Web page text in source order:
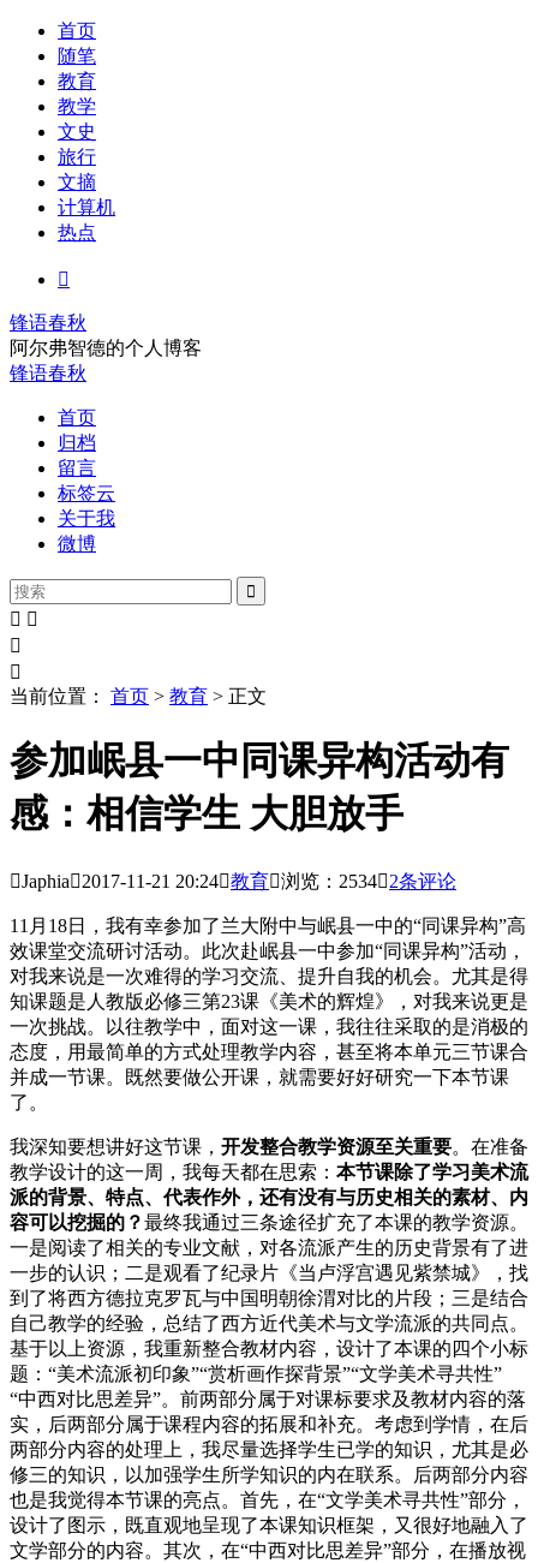
首页
随笔
教育
教学
文史
旅行
文摘
计算机
热点

锋语春秋
阿尔弗智德的个人博客
锋语春秋
首页
归档
留言
标签云
关于我
微博

 


当前位置： 首页 > 教育 > 正文
参加岷县一中同课异构活动有
感：相信学生 大胆放手
Japhia2017-11-21 20:24教育浏览：25342条评论
11月18日，我有幸参加了兰大附中与岷县一中的“同课异构”高
效课堂交流研讨活动。此次赴岷县一中参加“同课异构”活动，
对我来说是一次难得的学习交流、提升自我的机会。尤其是得
知课题是人教版必修三第23课《美术的辉煌》，对我来说更是
一次挑战。以往教学中，面对这一课，我往往采取的是消极的
态度，用最简单的方式处理教学内容，甚至将本单元三节课合
并成一节课。既然要做公开课，就需要好好研究一下本节课
了。
我深知要想讲好这节课， 开发整合教学资源至关重要。在准备
教学设计的这一周，我每天都在思索： 本节课除了学习美术流
派的背景、特点、代表作外，还有没有与历史相关的素材、内
容可以挖掘的？最终我通过三条途径扩充了本课的教学资源。
一是阅读了相关的专业文献，对各流派产生的历史背景有了进
一步的认识；二是观看了纪录片《当卢浮宫遇见紫禁城》，找
到了将西方德拉克罗瓦与中国明朝徐渭对比的片段；三是结合
自己教学的经验，总结了西方近代美术与文学流派的共同点。
基于以上资源，我重新整合教材内容，设计了本课的四个小标
题：“美术流派初印象”“赏析画作探背景”“文学美术寻共性”
“中西对比思差异”。前两部分属于对课标要求及教材内容的落
实，后两部分属于课程内容的拓展和补充。考虑到学情，在后
两部分内容的处理上，我尽量选择学生已学的知识，尤其是必
修三的知识，以加强学生所学知识的内在联系。后两部分内容
也是我觉得本节课的亮点。首先，在“文学美术寻共性”部分，
设计了图示，既直观地呈现了本课知识框架，又很好地融入了
文学部分的内容。其次，在“中西对比思差异”部分，在播放视